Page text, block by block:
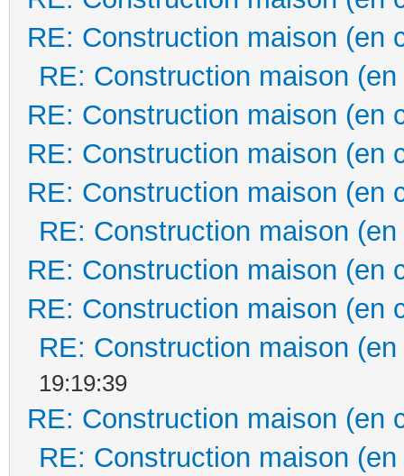
RE: Construction maison (en
RE: Construction maison
RE: Construction maison (en
RE: Construction maison (en
RE: Construction maison (en
RE: Construction maison
RE: Construction maison (en
RE: Construction maison (en
RE: Construction maison
19:19:39
RE: Construction maison (en
RE: Construction maison